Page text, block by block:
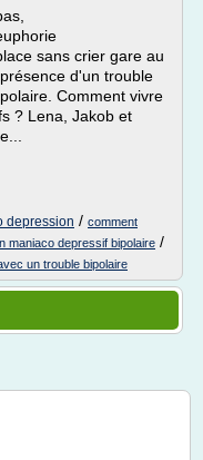
sans crier gare au
d'un trouble
Comment vivre
? Lena, Jakob et
depression / comment
maniaco depressif bipolaire /
un trouble bipolaire